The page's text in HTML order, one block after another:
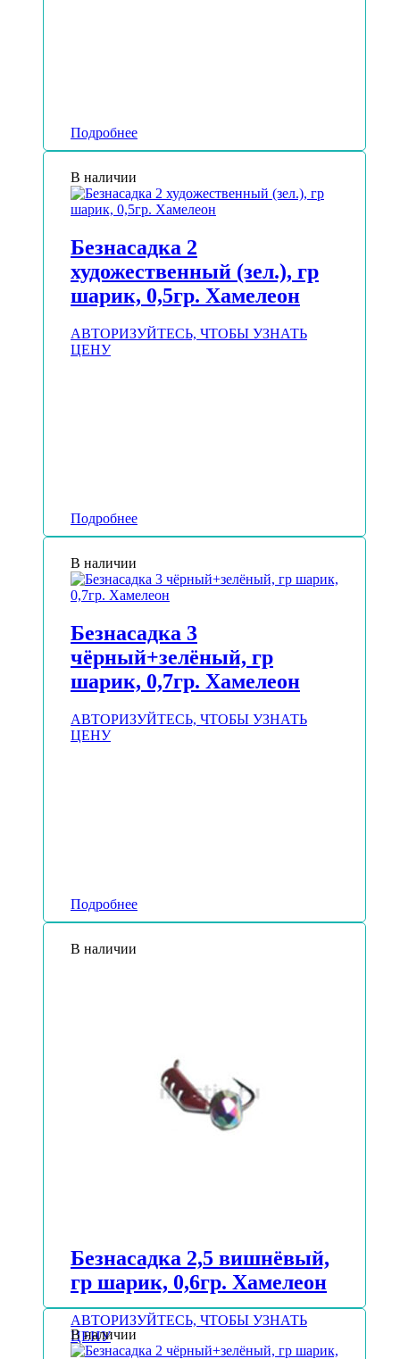
Подробнее
В наличии
Безнасадка 2
художественный (зел.), гр
шарик, 0,5гр. Хамелеон
АВТОРИЗУЙТЕСЬ, ЧТОБЫ УЗНАТЬ
ЦЕНУ
Подробнее
В наличии
Безнасадка 3
чёрный+зелёный, гр
шарик, 0,7гр. Хамелеон
АВТОРИЗУЙТЕСЬ, ЧТОБЫ УЗНАТЬ
ЦЕНУ
Подробнее
В наличии
Безнасадка 2,5 вишнёвый,
гр шарик, 0,6гр. Хамелеон
АВТОРИЗУЙТЕСЬ, ЧТОБЫ УЗНАТЬ
ЦЕНУ
В наличии